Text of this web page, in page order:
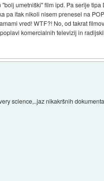
umetniški" film ipd. Pa serije
itak nikoli nisem prenesel na
vred! WTF?! No, od takrat
komercialnih televizij in
science,..jaz nikakršnih